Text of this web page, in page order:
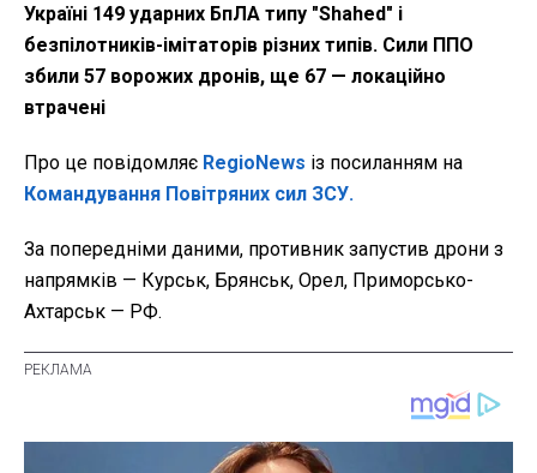
Україні 149 ударних БпЛА типу "Shahed" і
безпілотників-імітаторів різних типів. Сили ППО
збили 57 ворожих дронів, ще 67 — локаційно
втрачені
Про це повідомляє RegioNews із посиланням на
Командування Повітряних сил ЗСУ.
За попередніми даними, противник запустив дрони з
напрямків — Курськ, Брянськ, Орел, Приморсько-
Ахтарськ — РФ.